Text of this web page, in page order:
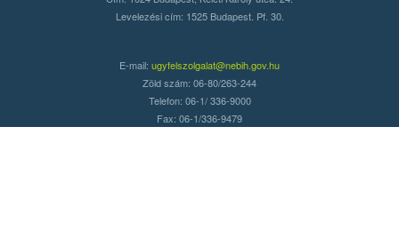
Levelezési cím: 1525 Budapest. Pf. 30.
E-mail: ugyfelszolgalat@nebih.gov.hu
Zöld szám: 06-80/263-244
Telefon: 06-1/ 336-9000
Fax: 06-1/336-9479